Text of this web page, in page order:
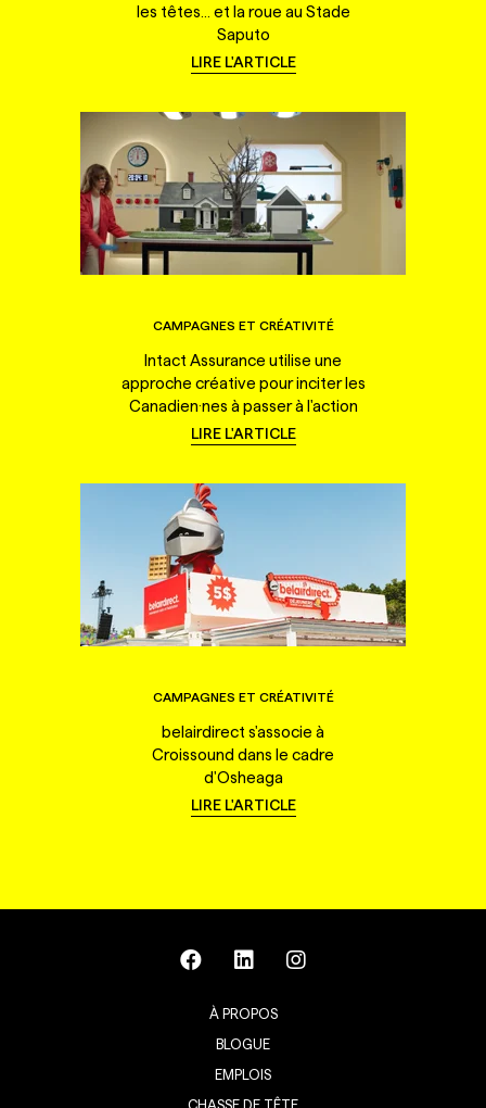
les têtes... et la roue au Stade
Saputo
LIRE L'ARTICLE
CAMPAGNES ET CRÉATIVITÉ
Intact Assurance utilise une
approche créative pour inciter les
Canadien·nes à passer à l'action
LIRE L'ARTICLE
CAMPAGNES ET CRÉATIVITÉ
belairdirect s'associe à
Croissound dans le cadre
d'Osheaga
LIRE L'ARTICLE
À PROPOS
BLOGUE
EMPLOIS
CHASSE DE TÊTE